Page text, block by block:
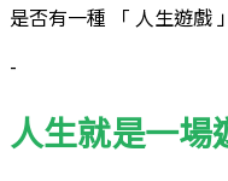
是否有一種 「 人生遊戲
-
人生就是一場